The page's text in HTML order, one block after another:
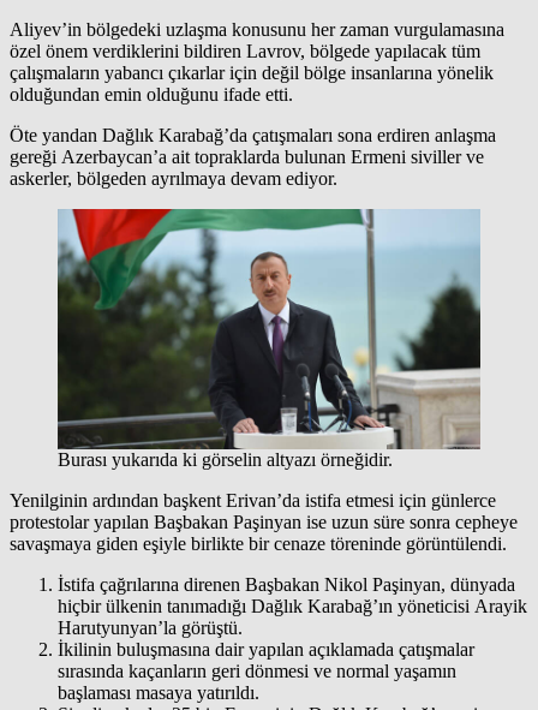
Aliyev’in bölgedeki uzlaşma konusunu her zaman vurgulamasına
özel önem verdiklerini bildiren Lavrov, bölgede yapılacak tüm
çalışmaların yabancı çıkarlar için değil bölge insanlarına yönelik
olduğundan emin olduğunu ifade etti.
Öte yandan Dağlık Karabağ’da çatışmaları sona erdiren anlaşma
gereği Azerbaycan’a ait topraklarda bulunan Ermeni siviller ve
askerler, bölgeden ayrılmaya devam ediyor.
Burası yukarıda ki görselin altyazı örneğidir.
Yenilginin ardından başkent Erivan’da istifa etmesi için günlerce
protestolar yapılan Başbakan Paşinyan ise uzun süre sonra cepheye
savaşmaya giden eşiyle birlikte bir cenaze töreninde görüntülendi.
İstifa çağrılarına direnen Başbakan Nikol Paşinyan, dünyada
hiçbir ülkenin tanımadığı Dağlık Karabağ’ın yöneticisi Arayik
Harutyunyan’la görüştü.
İkilinin buluşmasına dair yapılan açıklamada çatışmalar
sırasında kaçanların geri dönmesi ve normal yaşamın
başlaması masaya yatırıldı.